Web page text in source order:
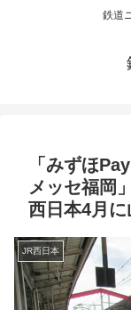
鉄道
「みずほ
メッセ福岡
西日本4月に
JR西日本